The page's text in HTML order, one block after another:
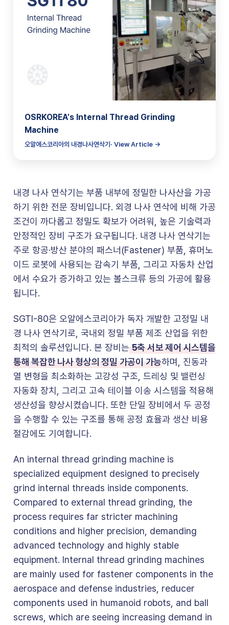
OSRKOREA's Internal Thread Grinding
Machine
오알에스코리아의 내경나사연삭기· View Article →
내경 나사 연삭기는 부품 내부에 정밀한 나사산을 가공
하기 위한 전문 장비입니다. 외경 나사 연삭에 비해 가공
조건이 까다롭고 정밀도 확보가 어려워, 높은 기술력과
안정적인 장비 구조가 요구됩니다. 내경 나사 연삭기는
주로 항공·방산 분야의 패스너(Fastener) 부품, 휴머노
이드 로봇에 사용되는 감속기 부품, 그리고 자동차 산업
에서 수요가 증가하고 있는 볼스크류 등의 가공에 활용
됩니다.
SGTI-80은 오알에스코리아가 독자 개발한 고정밀 내
경 나사 연삭기로, 국내외 정밀 부품 제조 산업을 위한
최적의 솔루션입니다. 본 장비는 5축 서보 제어 시스템을
통해 복잡한 나사 형상의 정밀 가공이 가능하며, 진동과
열 변형을 최소화하는 고강성 구조, 드레싱 및 밸런싱
자동화 장치, 그리고 고속 테이블 이송 시스템을 적용해
생산성을 향상시켰습니다. 또한 단일 장비에서 두 공정
을 수행할 수 있는 구조를 통해 공정 효율과 생산 비용
절감에도 기여합니다.
An internal thread grinding machine is
specialized equipment designed to precisely
grind internal threads inside components.
Compared to external thread grinding, the
process requires far stricter machining
conditions and higher precision, demanding
advanced technology and highly stable
equipment. Internal thread grinding machines
are mainly used for fastener components in the
aerospace and defense industries, reducer
components used in humanoid robots, and ball
screws, which are seeing increasing demand in